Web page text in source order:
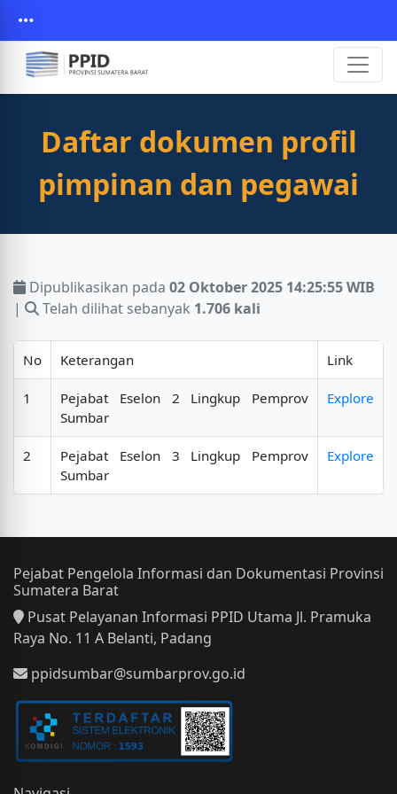
Daftar dokumen profil
pimpinan dan pegawai
Dipublikasikan pada 02 Oktober 2025 14:25:55 WIB
|
Telah dilihat sebanyak 1.706 kali
No Keterangan Link
1
Pejabat Eselon 2 Lingkup Pemprov
Sumbar
Explore
2
Pejabat Eselon 3 Lingkup Pemprov
Sumbar
Explore
Pejabat Pengelola Informasi dan Dokumentasi Provinsi
Sumatera Barat
Pusat Pelayanan Informasi PPID Utama Jl. Pramuka
Raya No. 11 A Belanti, Padang
ppidsumbar@sumbarprov.go.id